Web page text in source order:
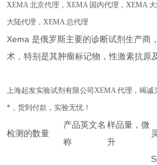
XEMA北京代理，XEMA 国内代理，XEMA
大陆代理，XEMA总代理
Xema 是俄罗斯主要的诊断试剂生产商
术，特别是其肿瘤标记物，性激素抗原
上海起发实验试剂有限公司XEMA代理，竭诚
*，货到付款，实验无忧！
检测的数量
产品英文名
称
样品量，微
升